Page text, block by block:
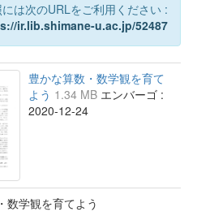
は次のURLをご利用ください :
ir.lib.shimane-u.ac.jp/52487
豊かな算数・数学観を育て
よう 1.34 MB エンバーゴ :
2020-12-24
数学観を育てよう